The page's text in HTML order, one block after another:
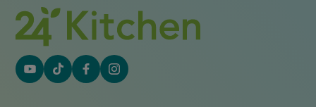
YouTubeTiktokFacebookInstagram